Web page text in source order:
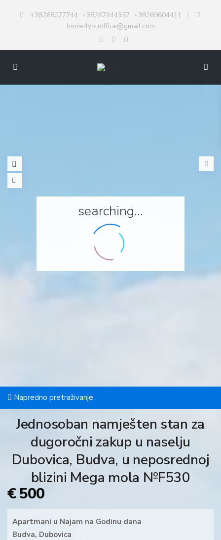
+38268077744 +38267444357 +38269604411 |
home4youoffice@gmail.com
searching...
Napredno pretraživanje
Jednosoban namješten stan za
dugoročni zakup u naselju
Dubovica, Budva, u neposrednoj
blizini Mega mola №F530
€ 500
Apartmani u Najam na Godinu dana
Budva, Dubovica